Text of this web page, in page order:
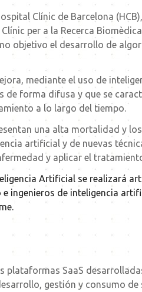
Clínic de Barcelona
per a la Recerca
objetivo el desarrollo de
mediante el uso de
de forma difusa y que se
a lo largo del tiempo.
una alta mortalidad y
artificial y de nuevas
y aplicar el
Artificial se realizará
ingenieros de inteligencia
plataformas SaaS
gestión y consumo